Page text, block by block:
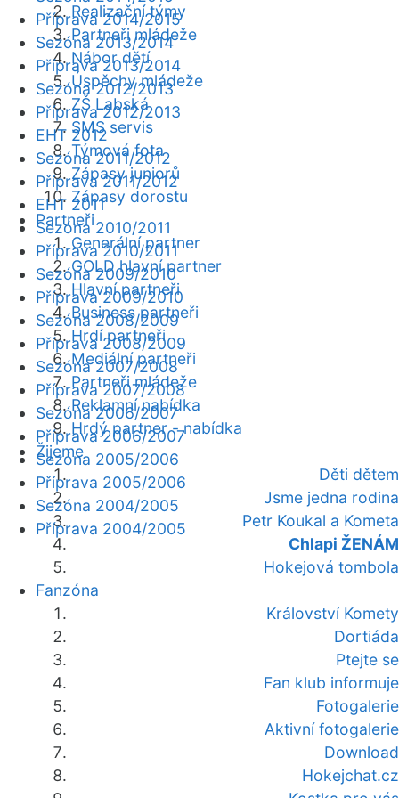
Realizační týmy
Partneři mládeže
Nábor dětí
Úspěchy mládeže
ZŠ Labská
SMS servis
Týmová fota
Zápasy juniorů
Zápasy dorostu
Partneři
Generální partner
GOLD hlavní partner
Hlavní partneři
Business partneři
Hrdí partneři
Mediální partneři
Partneři mládeže
Reklamní nabídka
Hrdý partner - nabídka
Žijeme
Děti dětem
Jsme jedna rodina
Petr Koukal a Kometa
Chlapi ŽENÁM
Hokejová tombola
Fanzóna
Království Komety
Dortiáda
Ptejte se
Fan klub informuje
Fotogalerie
Aktivní fotogalerie
Download
Hokejchat.cz
Příprava 2014/2015
Sezóna 2013/2014
Příprava 2013/2014
Sezóna 2012/2013
Příprava 2012/2013
EHT 2012
Sezóna 2011/2012
Příprava 2011/2012
EHT 2011
Sezóna 2010/2011
Příprava 2010/2011
Sezóna 2009/2010
Příprava 2009/2010
Sezóna 2008/2009
Příprava 2008/2009
Sezóna 2007/2008
Příprava 2007/2008
Sezóna 2006/2007
Příprava 2006/2007
Sezóna 2005/2006
Příprava 2005/2006
Sezóna 2004/2005
Příprava 2004/2005